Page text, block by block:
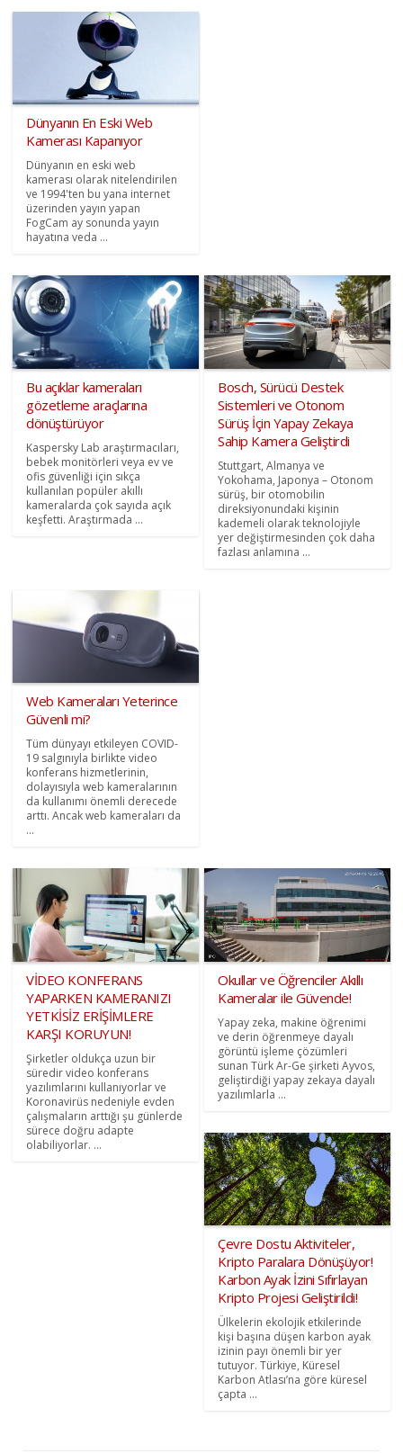
Dünyanın En Eski Web
Kamerası Kapanıyor
Dünyanın en eski web
kamerası olarak nitelendirilen
ve 1994'ten bu yana internet
üzerinden yayın yapan
FogCam ay sonunda yayın
hayatına veda ...
Bu açıklar kameraları
gözetleme araçlarına
dönüştürüyor
Kaspersky Lab araştırmacıları,
bebek monitörleri veya ev ve
ofis güvenliği için sıkça
kullanılan popüler akıllı
kameralarda çok sayıda açık
keşfetti. Araştırmada ...
Bosch, Sürücü Destek
Sistemleri ve Otonom
Sürüş İçin Yapay Zekaya
Sahip Kamera Geliştirdi
Stuttgart, Almanya ve
Yokohama, Japonya – Otonom
sürüş, bir otomobilin
direksiyonundaki kişinin
kademeli olarak teknolojiyle
yer değiştirmesinden çok daha
fazlası anlamına ...
Web Kameraları Yeterince
Güvenli mi?
Tüm dünyayı etkileyen COVID-
19 salgınıyla birlikte video
konferans hizmetlerinin,
dolayısıyla web kameralarının
da kullanımı önemli derecede
arttı. Ancak web kameraları da
...
VİDEO KONFERANS
YAPARKEN KAMERANIZI
YETKİSİZ ERİŞİMLERE
KARŞI KORUYUN!
Şirketler oldukça uzun bir
süredir video konferans
yazılımlarını kullanıyorlar ve
Koronavirüs nedeniyle evden
çalışmaların arttığı şu günlerde
sürece doğru adapte
olabiliyorlar. ...
Okullar ve Öğrenciler Akıllı
Kameralar ile Güvende!
Yapay zeka, makine öğrenimi
ve derin öğrenmeye dayalı
görüntü işleme çözümleri
sunan Türk Ar-Ge şirketi Ayvos,
geliştirdiği yapay zekaya dayalı
yazılımlarla ...
Çevre Dostu Aktiviteler,
Kripto Paralara Dönüşüyor!
Karbon Ayak İzini Sıfırlayan
Kripto Projesi Geliştirildi!
Ülkelerin ekolojik etkilerinde
kişi başına düşen karbon ayak
izinin payı önemli bir yer
tutuyor. Türkiye, Küresel
Karbon Atlası’na göre küresel
çapta ...